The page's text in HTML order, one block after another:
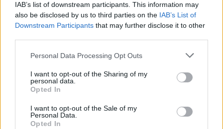
IAB’s list of downstream participants. This information may
also be disclosed by us to third parties on the IAB’s List of
Downstream Participants that may further disclose it to other
Personal Data Processing Opt Outs
I want to opt-out of the Sharing of my
personal data.
Opted In
I want to opt-out of the Sale of my
Personal Data.
Opted In
A VOLTE RITORNANO
Trombata da Draghi, salvata da
ministero
26/03/2021
BUFERA DEM
Zingaretti: "Cacciate dal
governo senza una telefonata"